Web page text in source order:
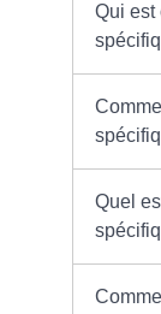
Qui est
Quel